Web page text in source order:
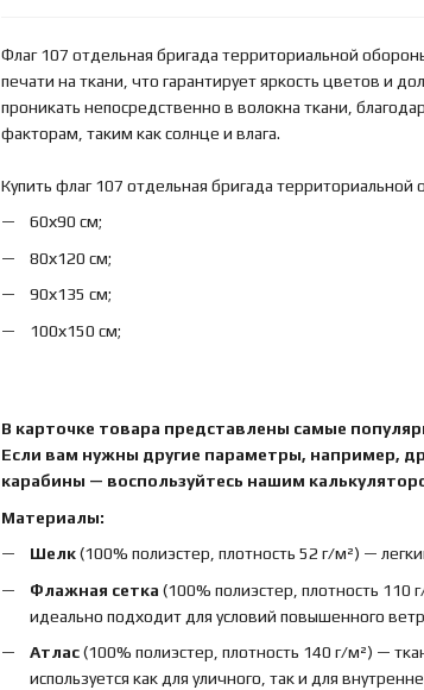
Флаг 107 отдельная бригада территориальной
печати на ткани, что гарантирует яркость цветов и
проникать непосредственно в волокна ткани,
факторам, таким как солнце и влага.
Купить флаг 107 отдельная бригада
60х90 см;
80х120 см;
90х135 см;
100х150 см;
В карточке товара представлены самые
Если вам нужны другие параметры, например,
карабины — воспользуйтесь нашим
Материалы:
Шелк(100% полиэстер, плотность 52 г/м²) —
Флажная сетка (100% полиэстер, плотность 110
идеально подходит для условий повышенного
Атлас(100% полиэстер, плотность 140 г/м²) —
используется как для уличного, так и для